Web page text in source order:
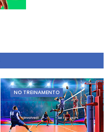
NO TREINAMENTO